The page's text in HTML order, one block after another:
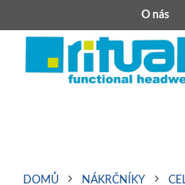
O nás
DOMŮ NÁKRČNÍKY